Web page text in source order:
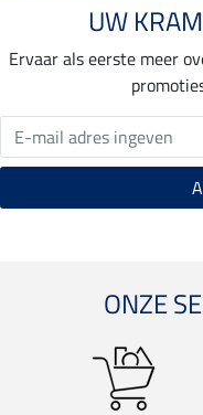
UW
Ervaar als eerste meer
ONZE